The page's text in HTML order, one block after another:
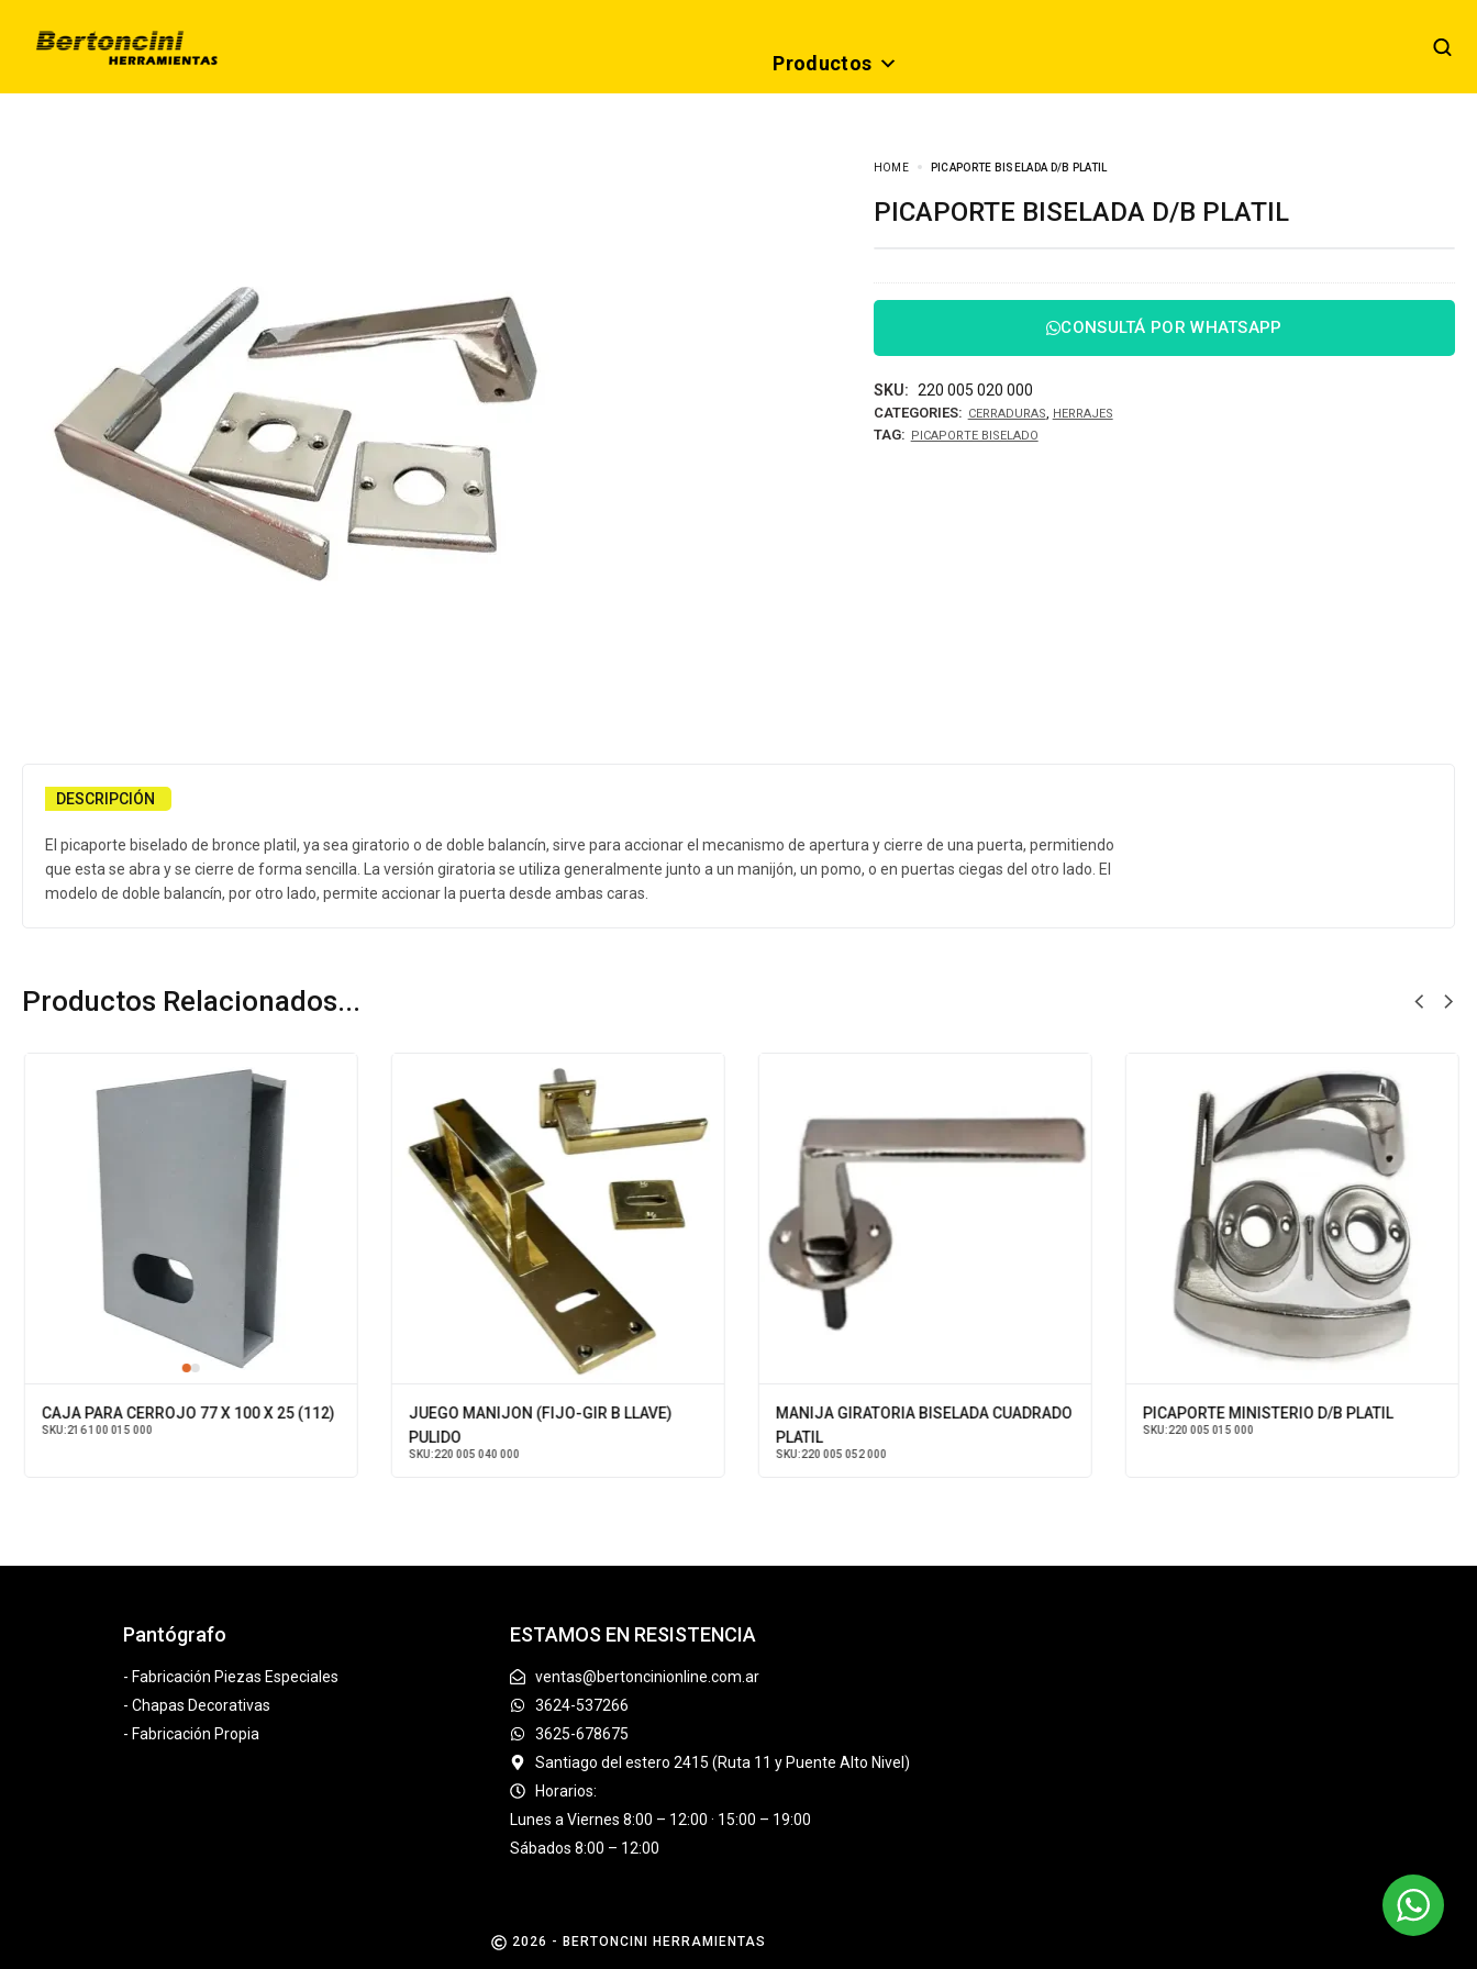
Productos
HOME PICAPORTE BISELADA D/B PLATIL
PICAPORTE BISELADA D/B PLATIL
CONSULTÁ POR WHATSAPP
SKU: 220 005 020 000
CATEGORIES: CERRADURAS, HERRAJES
TAG: PICAPORTE BISELADO
DESCRIPCIÓN
El picaporte biselado de bronce platil, ya sea giratorio o de doble balancín, sirve para accionar el mecanismo de apertura y cierre de una puerta, permitiendo
que esta se abra y se cierre de forma sencilla. La versión giratoria se utiliza generalmente junto a un manijón, un pomo, o en puertas ciegas del otro lado. El
modelo de doble balancín, por otro lado, permite accionar la puerta desde ambas caras.
Productos Relacionados...
CAJA PARA CERROJO 77 X 100 X 25 (112)
SKU:216 100 015 000
JUEGO MANIJON (FIJO-GIR B LLAVE)
PULIDO
SKU:220 005 040 000
MANIJA GIRATORIA BISELADA CUADRADO
PLATIL
SKU:220 005 052 000
PICAPORTE MINISTERIO D/B PLATIL
SKU:220 005 015 000
Pantógrafo
- Fabricación Piezas Especiales
- Chapas Decorativas
- Fabricación Propia
ESTAMOS EN RESISTENCIA
ventas@bertoncinionline.com.ar
3624-537266
3625-678675
Santiago del estero 2415 (Ruta 11 y Puente Alto Nivel)
Horarios:
Lunes a Viernes 8:00 – 12:00 · 15:00 – 19:00
Sábados 8:00 – 12:00
2026 - BERTONCINI HERRAMIENTAS